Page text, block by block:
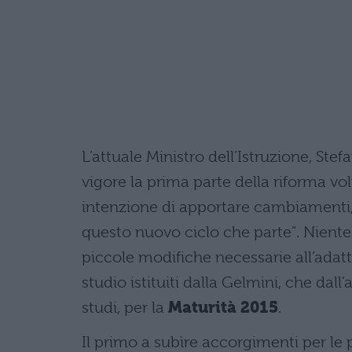
L’attuale Ministro dell’Istruzione,
vigore la prima parte della riforma
intenzione di apportare
questo nuovo ciclo che parte".
piccole modifiche necessarie
studio istituiti dalla Gelmini, che
studi, per la Maturità 2015.
Il primo a subìre accorgimenti per le